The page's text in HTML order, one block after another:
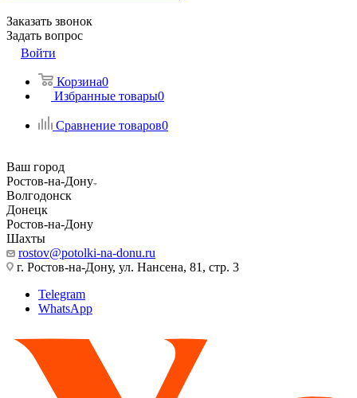
Заказать звонок
Задать вопрос
Войти
Корзина0
Избранные товары0
Сравнение товаров0
Ваш город
Ростов-на-Дону
Волгодонск
Донецк
Ростов-на-Дону
Шахты
rostov@potolki-na-donu.ru
г. Ростов-на-Дону, ул. Нансена, 81, стр. 3
Telegram
WhatsApp